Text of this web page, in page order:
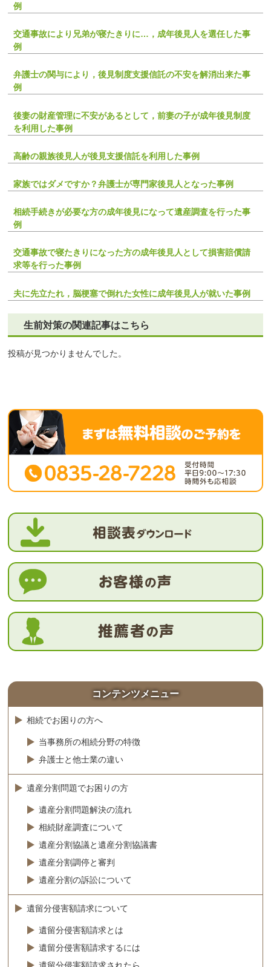
例
交通事故により兄弟が寝たきりに…，成年後見人を選任した事
例
弁護士の関与により，後見制度支援信託の不安を解消出来た事
例
後妻の財産管理に不安があるとして，前妻の子が成年後見制度
を利用した事例
高齢の親族後見人が後見支援信託を利用した事例
家族ではダメですか？弁護士が専門家後見人となった事例
相続手続きが必要な方の成年後見になって遺産調査を行った事
例
交通事故で寝たきりになった方の成年後見人として損害賠償請
求等を行った事例
夫に先立たれ，脳梗塞で倒れた女性に成年後見人が就いた事例
生前対策の関連記事はこちら
投稿が見つかりませんでした。
コンテンツメニュー
相続でお困りの方へ
当事務所の相続分野の特徴
弁護士と他士業の違い
遺産分割問題でお困りの方
遺産分割問題解決の流れ
相続財産調査について
遺産分割協議と遺産分割協議書
遺産分割調停と審判
遺産分割の訴訟について
遺留分侵害額請求について
遺留分侵害額請求とは
遺留分侵害額請求するには